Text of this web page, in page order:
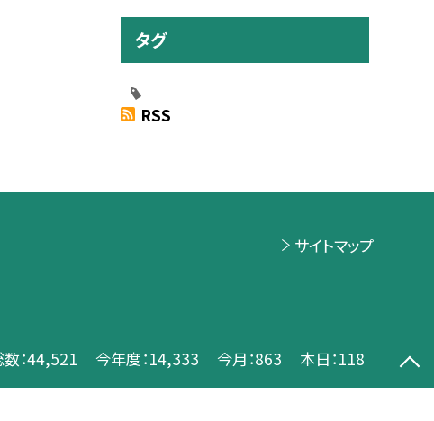
タグ
RSS
サイトマップ
：44,521 今年度：14,333 今月：863 本日：118